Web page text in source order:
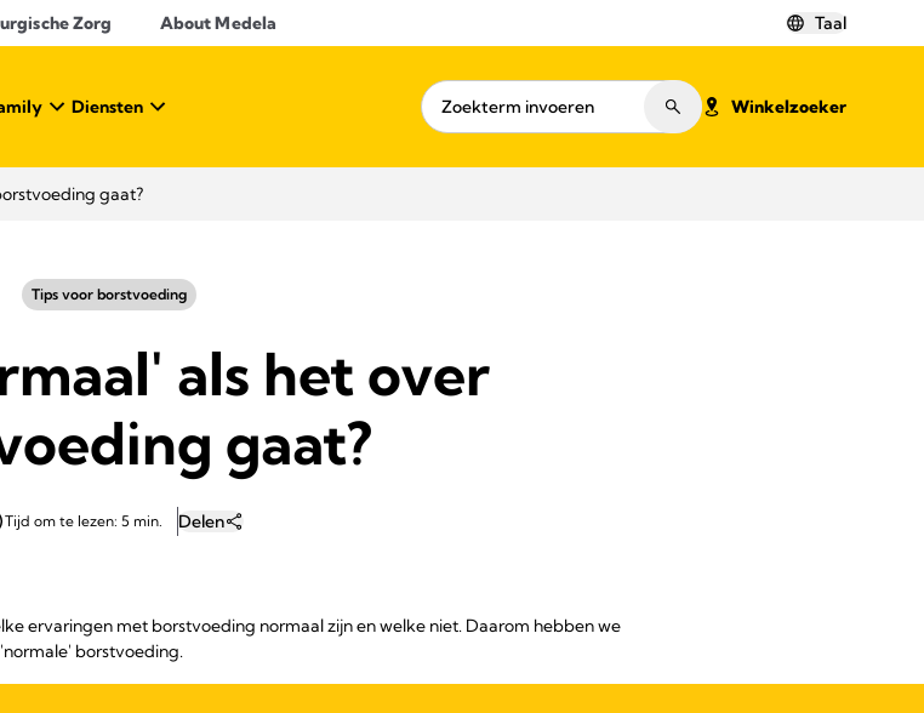
Zorg About Medela Taal
Diensten Winkelzoeker
gaat?
Tips voor borstvoeding
als het over
gaat?
Tijd om te lezen: 5 min. Delen
ervaringen met borstvoeding normaal zijn en welke niet. Daarom hebben we
borstvoeding.